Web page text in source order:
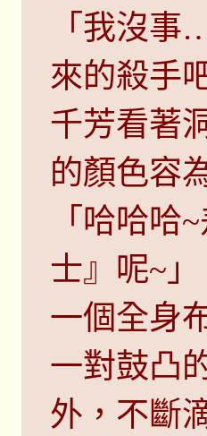
「我沒
來的殺手
千芳看著
的顏色容
「哈哈哈
士』呢~」
一個全身
一對鼓凸
外，不斷